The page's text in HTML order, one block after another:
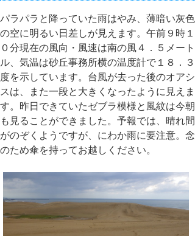
パラパラと降っていた雨はやみ、薄暗い灰色
の空に明るい日差しが見えます。午前９時１
０分現在の風向・風速は南の風４．５メート
ル、気温は砂丘事務所横の温度計で１８．３
度を示しています。台風が去った後のオアシ
スは、また一段と大きくなったように見えま
す。昨日できていたゼブラ模様と風紋は今朝
も見ることができました。予報では、晴れ間
がのぞくようですが、にわか雨に要注意。念
のため傘を持ってお越しください。